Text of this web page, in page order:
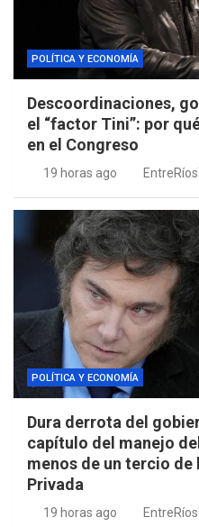
POLÍTICA Y ECONOMÍA
Descoordinaciones,
el “factor Tini”: por
en el Congreso
19 horas ago
POLÍTICA Y ECONOMÍA
Dura derrota del
capítulo del manejo
menos de un tercio de
Privada
19 horas ago